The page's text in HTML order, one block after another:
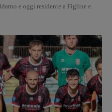
e oggi residente a Figline e